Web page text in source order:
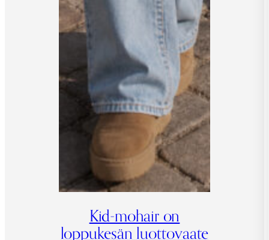
Kid-mohair on
loppukesän luottovaate